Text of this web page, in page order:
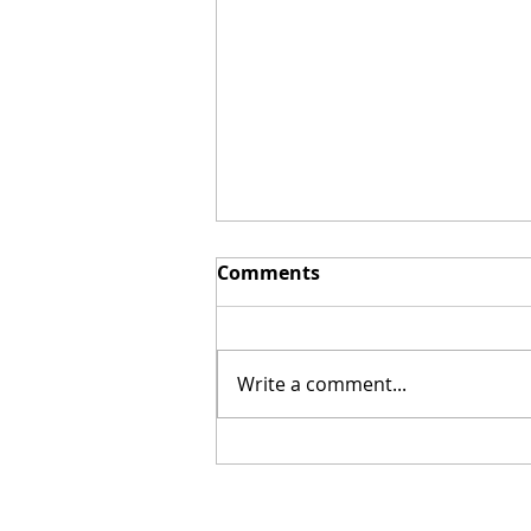
¿Cómo puedo superar el
Comments
Write a comment...